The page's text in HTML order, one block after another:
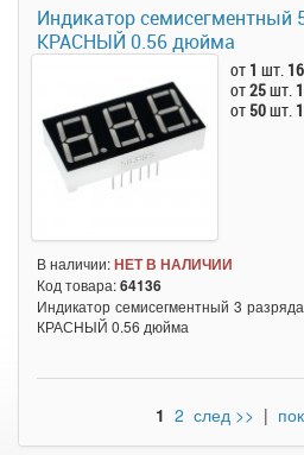
Индикатор семисегментный
КРАСНЫЙ 0.56 дюйма
от 1 шт.
от25шт.
от 50шт.
В наличии:НЕТ В НАЛИЧИИ
Код товара:64136
Индикатор семисегментный 3
КРАСНЫЙ 0.56 дюйма
1 2 след >> |